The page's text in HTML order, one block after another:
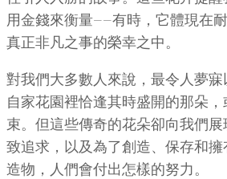
用金錢來衡量——有時，它體現在
真正非凡之事的榮幸之中。
對我們大多數人來說，最令人夢
自家花園裡恰逢其時盛開的那朵
束。但這些傳奇的花朵卻向我們
致追求，以及為了創造、保存和擁
造物，人們會付出怎樣的努力。